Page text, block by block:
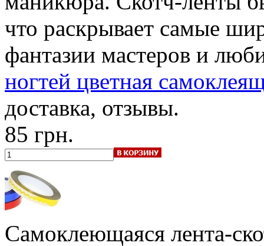
что раскрывает самые
фантазии мастеров и
ногтей цветная
доставка, отзывы.
85 грн.
Самоклеющаяся лента-